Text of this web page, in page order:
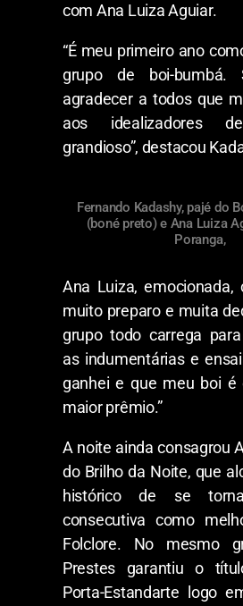
com Ana Luiza Aguiar.
“É meu primeiro ano
grupo de boi-
agradecer a todos que
aos idealizadores
grandioso”, destacou
Fernando Kadashy, pajé do
(boné preto) e Ana Luiza
Poranga,
Ana Luiza, emocionada,
muito preparo e muita
grupo todo carrega
as indumentárias e
ganhei e que meu boi é
maior prêmio.”
A noite ainda consagrou
do Brilho da Noite, que
histórico de se
consecutiva como
Folclore. No mesmo
Prestes garantiu o
Porta-Estandarte logo